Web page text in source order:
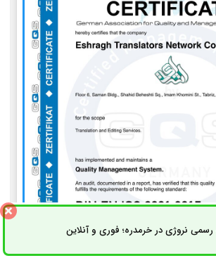
رسمی نروژی در خرمدره؛ فوری و آنلاینثبت سفارش